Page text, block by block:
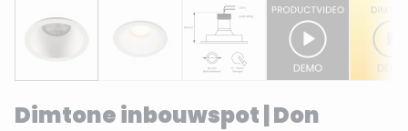
Dimtone inbouwspot | Don